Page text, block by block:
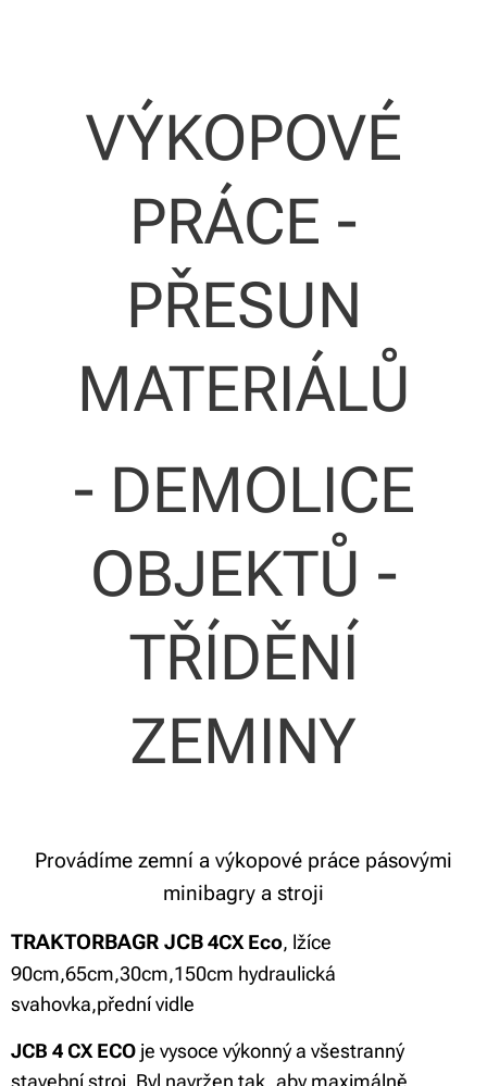
VÝKOPOVÉ
PRÁCE -
PŘESUN
MATERIÁLŮ
- DEMOLICE
OBJEKTŮ -
TŘÍDĚNÍ
ZEMINY
Provádíme zemní a výkopové práce pásovými
minibagry a stroji
TRAKTORBAGR JCB 4CX Eco, lžíce
90cm,65cm,30cm,150cm hydraulická
svahovka,přední vidle
JCB 4 CX ECO je vysoce výkonný a všestranný